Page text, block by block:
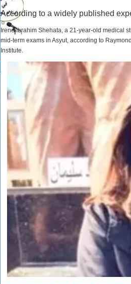
According to a widely published
Irene Ibrahim Shehata, a 21-year-old medical
mid-term exams in Asyut, according to
Institute.